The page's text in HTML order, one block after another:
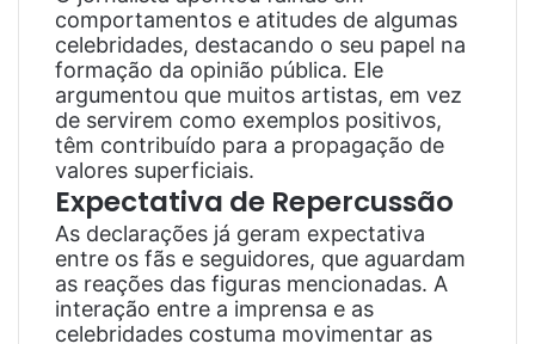
comportamentos e atitudes de algumas
celebridades, destacando o seu papel na
formação da opinião pública. Ele
argumentou que muitos artistas, em vez
de servirem como exemplos positivos,
têm contribuído para a propagação de
valores superficiais.
Expectativa de Repercussão
As declarações já geram expectativa
entre os fãs e seguidores, que aguardam
as reações das figuras mencionadas. A
interação entre a imprensa e as
celebridades costuma movimentar as